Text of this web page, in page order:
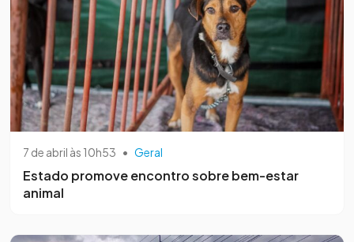
7 de abril às 10h53 • Geral
Estado promove encontro sobre bem-estar
animal